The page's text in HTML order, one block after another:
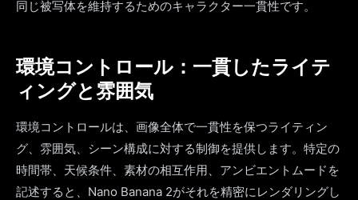
同じ被写体を維持するためのキャラクター一貫性です。
環境コントロール：一貫したライテ
ィングと雰囲気
環境コントロールは、画像全体で一貫性を保つライティン
グ、雰囲気、シーン構成に対する制御を提供します。特定の
時間帯、天候条件、素材の相互作用、アンビエントムードを
記述すると、Nano Banana 2がそれを精密にレンダリングし